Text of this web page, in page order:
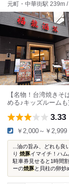
元町・中華街駅 239m
【名物！台湾焼き
める♪キッズルーム
3.33
￥2,000～￥2,999
...油の旨み、どれも
り 焼豚イマイチ！ハ
駐車券見せると1時間
ーの焼豚と貝柱の卵炒